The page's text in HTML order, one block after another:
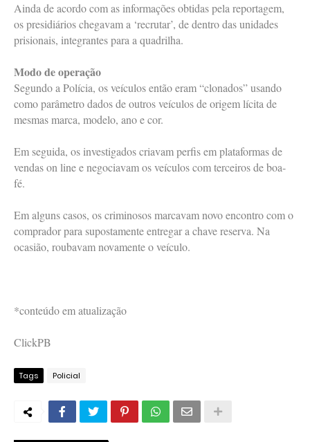
Ainda de acordo com as informações obtidas pela reportagem,
os presidiários chegavam a ‘recrutar’, de dentro das unidades
prisionais, integrantes para a quadrilha.
Modo de operação
Segundo a Polícia, os veículos então eram “clonados” usando
como parâmetro dados de outros veículos de origem lícita de
mesmas marca, modelo, ano e cor.
Em seguida, os investigados criavam perfis em plataformas de
vendas on line e negociavam os veículos com terceiros de boa-
fé.
Em alguns casos, os criminosos marcavam novo encontro com o
comprador para supostamente entregar a chave reserva. Na
ocasião, roubavam novamente o veículo.
*conteúdo em atualização
ClickPB
Tags Policial